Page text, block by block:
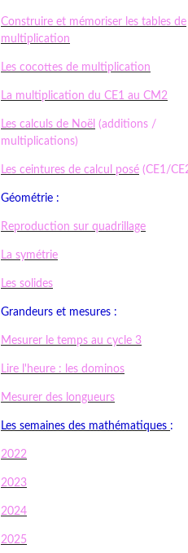
Construire et mémoriser les tables de
multiplication
Les cocottes de multiplication
La multiplication du CE1 au CM2
Les calculs de Noël (additions /
multiplications)
Les ceintures de calcul posé (CE1/
Géométrie :
Reproduction sur quadrillage
La symétrie
Les solides
Grandeurs et mesures :
Mesurer le temps au cycle 3
Lire l'heure : les dominos
Mesurer des longueurs
Les semaines des mathématiques :
2022
2023
2024
2025